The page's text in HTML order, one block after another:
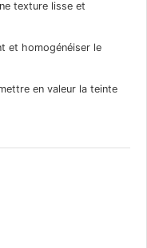
texture lisse et
et homogénéiser le
en valeur la teinte